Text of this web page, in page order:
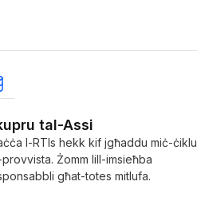
tal-Assi
l-RTIs hekk kif jgħaddu miċ-ċiklu
Żomm lill-imsieħba
għat-totes mitlufa.